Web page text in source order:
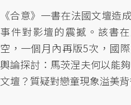
《合意》一書在法國文壇造
事件對影壇的震撼。該書
空，一個月內再版5次，國
輿論探討：馬茨涅夫何以能
文壇？質疑對戀童現象溢美